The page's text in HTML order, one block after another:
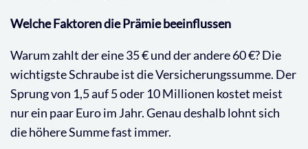
Welche Faktoren die Prämie beeinflussen
Warum zahlt der eine 35 € und der andere 60 €? Die
wichtigste Schraube ist die Versicherungssumme. Der
Sprung von 1,5 auf 5 oder 10 Millionen kostet meist
nur ein paar Euro im Jahr. Genau deshalb lohnt sich
die höhere Summe fast immer.